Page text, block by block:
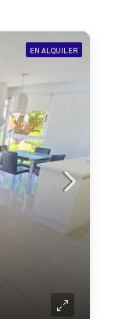
EN ALQUILER